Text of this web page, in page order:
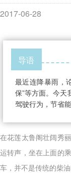
2017-06-28
导语
最近连降暴雨，
保”等方面。今
驾驶行为，节省
在花莲太鲁阁壮阔秀
运转声，坐在上面的
车，并不是传统的柴